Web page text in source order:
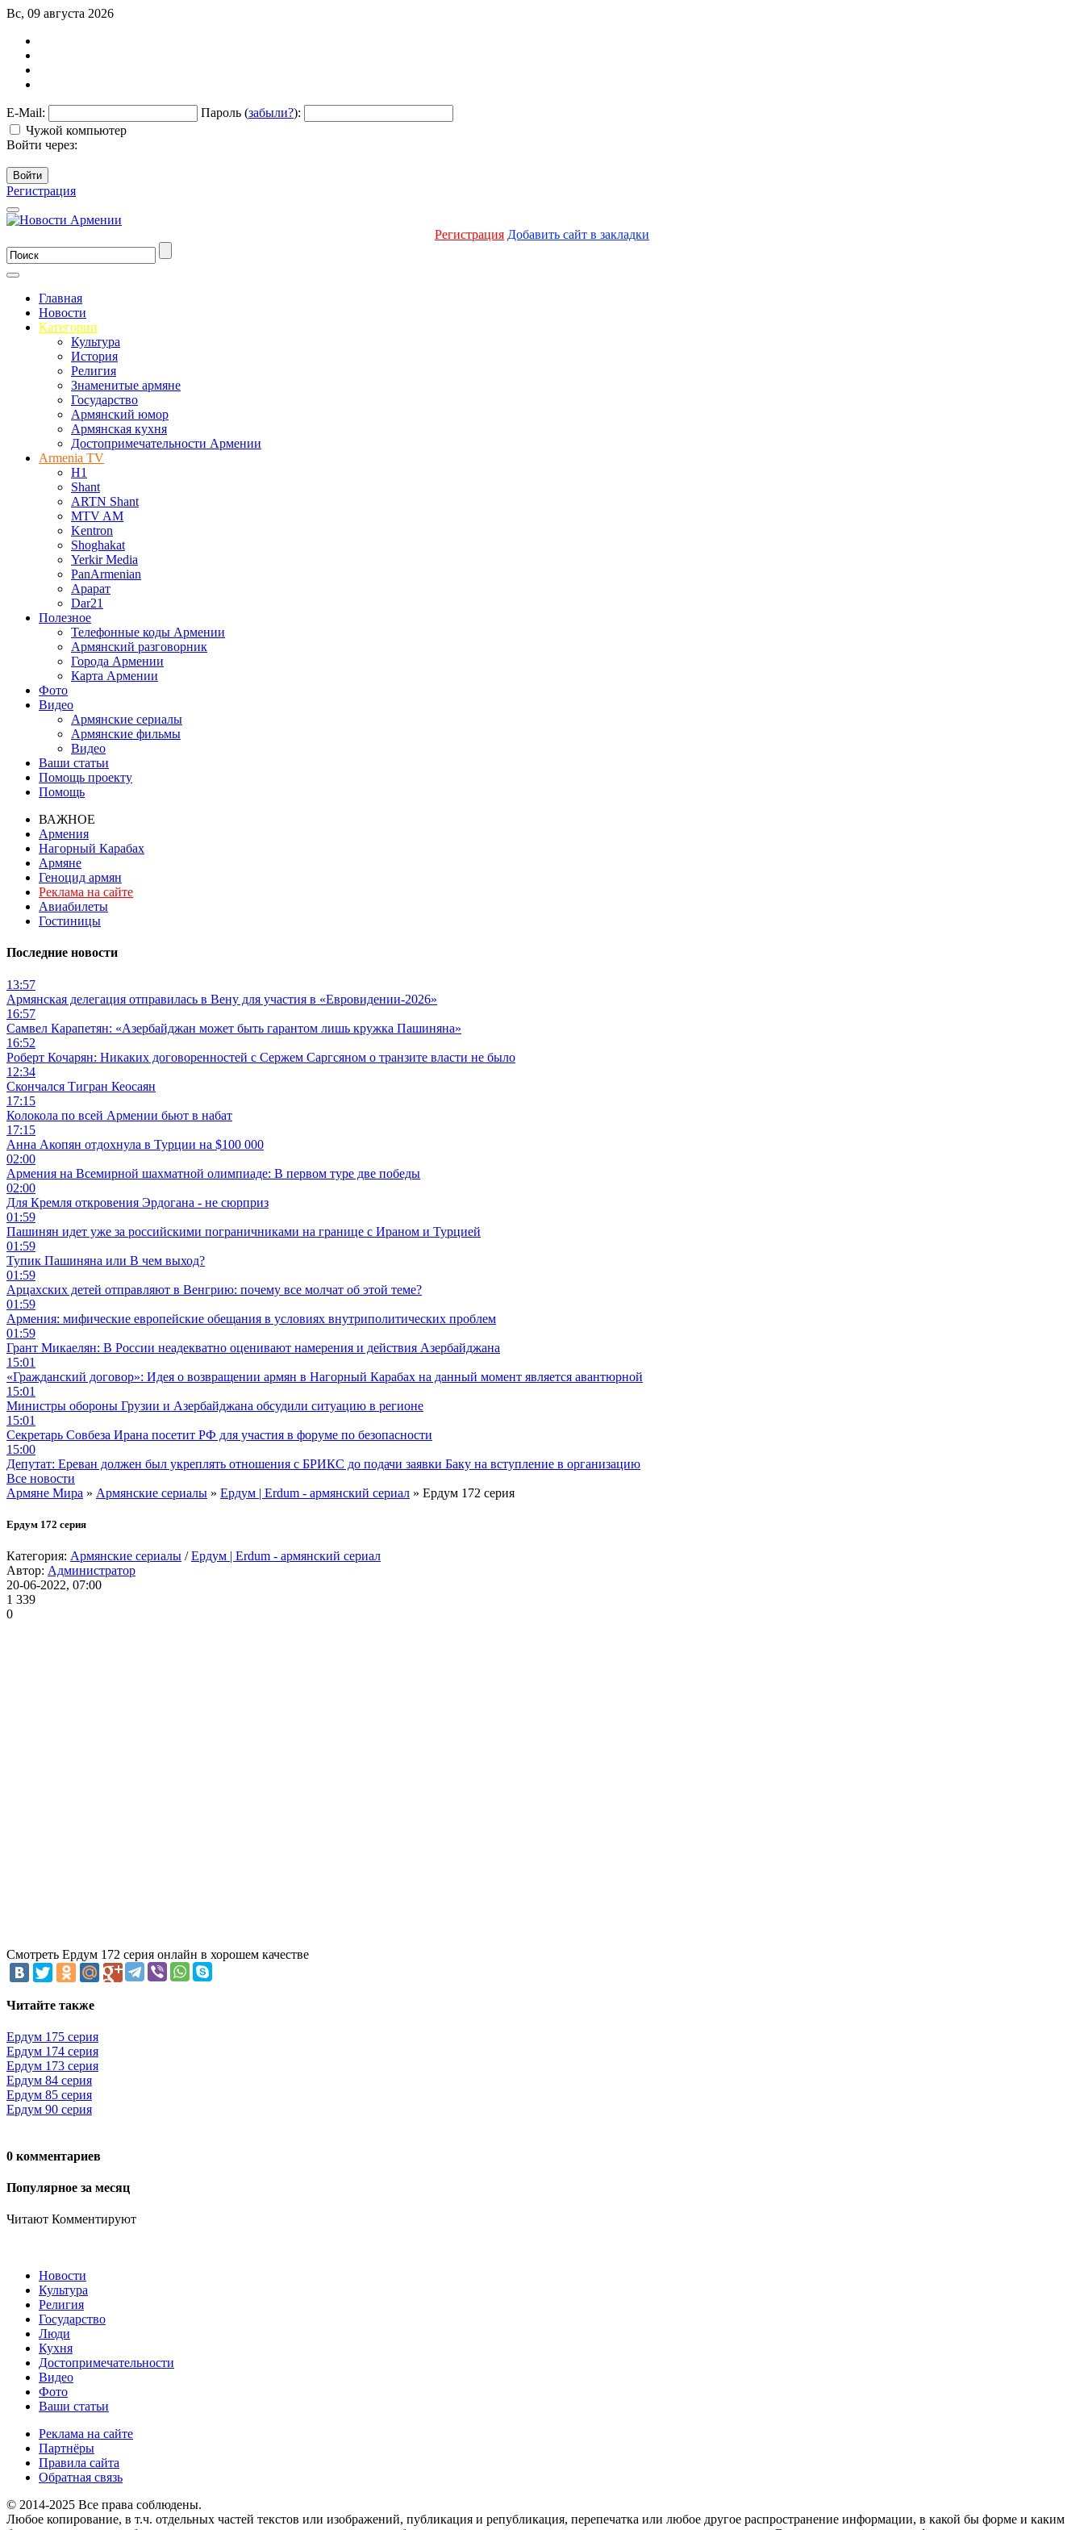
Вс, 09 августа 2026
E-Mail: Пароль (забыли?):
Чужой компьютер
Войти через:
Войти
Регистрация
Регистрация Добавить сайт в закладки
Главная
Новости
Категории
Культура
История
Религия
Знаменитые армяне
Государство
Армянский юмор
Армянская кухня
Достопримечательности Армении
Armenia TV
H1
Shant
ARTN Shant
MTV AM
Kentron
Shoghakat
Yerkir Media
PanArmenian
Арарат
Dar21
Полезное
Телефонные коды Армении
Армянский разговорник
Города Армении
Карта Армении
Фото
Видео
Армянские сериалы
Армянские фильмы
Видео
Ваши статьи
Помощь проекту
Помощь
ВАЖНОЕ
Армения
Нагорный Карабах
Армяне
Геноцид армян
Реклама на сайте
Авиабилеты
Гостиницы
Последние новости
13:57
Армянская делегация отправилась в Вену для участия в «Евровидении-2026»
16:57
Самвел Карапетян: «Азербайджан может быть гарантом лишь кружка Пашиняна»
16:52
Роберт Кочарян: Никаких договоренностей с Сержем Саргсяном о транзите власти не было
12:34
Скончался Тигран Кеосаян
17:15
Колокола по всей Армении бьют в набат
17:15
Анна Акопян отдохнула в Турции на $100 000
02:00
Армения на Всемирной шахматной олимпиаде: В первом туре две победы
02:00
Для Кремля откровения Эрдогана - не сюрприз
01:59
Пашинян идет уже за российскими пограничниками на границе с Ираном и Турцией
01:59
Тупик Пашиняна или В чем выход?
01:59
Арцахских детей отправляют в Венгрию: почему все молчат об этой теме?
01:59
Армения: мифические европейские обещания в условиях внутриполитических проблем
01:59
Грант Микаелян: В России неадекватно оценивают намерения и действия Азербайджана
15:01
«Гражданский договор»: Идея о возвращении армян в Нагорный Карабах на данный момент является авантюрной
15:01
Министры обороны Грузии и Азербайджана обсудили ситуацию в регионе
15:01
Секретарь Совбеза Ирана посетит РФ для участия в форуме по безопасности
15:00
Депутат: Ереван должен был укреплять отношения с БРИКС до подачи заявки Баку на вступление в организацию
Все новости
Армяне Мира » Армянские сериалы » Ердум | Erdum - армянский сериал » Ердум 172 серия
Ердум 172 серия
Категория: Армянские сериалы /Ердум | Erdum - армянский сериал
Автор: Администратор
20-06-2022, 07:00
1 339
0
Смотреть Ердум 172 серия онлайн в хорошем качестве
Читайте также
Ердум 175 серия
Ердум 174 серия
Ердум 173 серия
Ердум 84 серия
Ердум 85 серия
Ердум 90 серия
0 комментариев
Популярное за месяц
Читают Комментируют
Новости
Культура
Религия
Государство
Люди
Кухня
Достопримечательности
Видео
Фото
Ваши статьи
Реклама на сайте
Партнёры
Правила сайта
Обратная связь
© 2014-2025 Все права соблюдены.
Любое копирование, в т.ч. отдельных частей текстов или изображений, публикация и републикация, перепечатка или любое другое распространение информации, в какой бы форме и каким